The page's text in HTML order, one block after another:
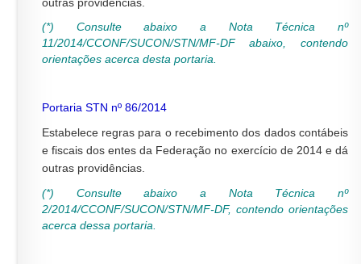
(*) Consulte abaixo a Nota Técnica nº
11/2014/CCONF/SUCON/STN/MF-DFabaixo, contendo
orientações acerca desta portaria.
Portaria STN nº 86/2014
Estabelece regras para o recebimento dos dados contábeis
e fiscais dos entes da Federação no exercício de 2014 e dá
outras providências.
(*) Consulte abaixo a Nota Técnica nº
2/2014/CCONF/SUCON/STN/MF-DF, contendo orientações
acerca dessa portaria.